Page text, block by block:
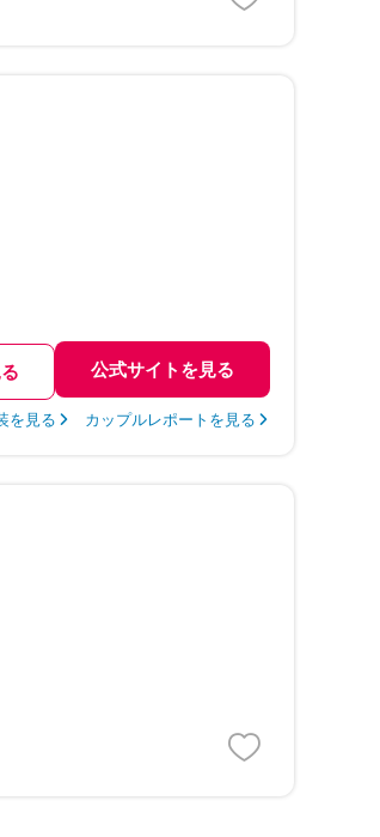
公式サイトを見る
を見る カップルレポートを見る